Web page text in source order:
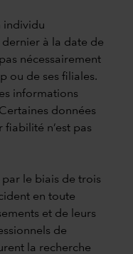
individu
à la date de
nécessairement
ou de ses filiales.
informations
données
n’est pas
le biais de trois
en toute
et de leurs
de
la recherche